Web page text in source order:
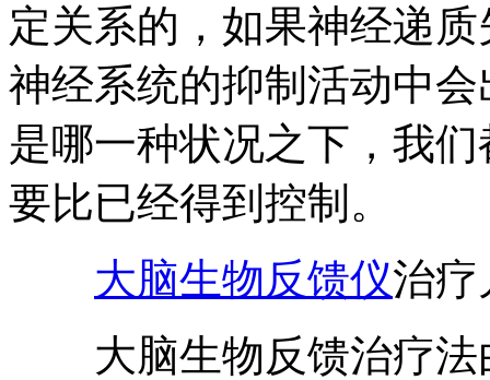
定关系的，如果神经递
神经系统的抑制活动中
是哪一种状况之下，我
要比已经得到控制。
大脑生物反馈仪治疗
大脑生物反馈治疗法